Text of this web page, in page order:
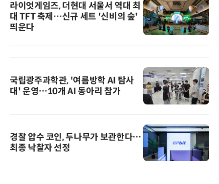
라이엇게임즈, 더현대 서울서 역대 최
대 TFT 축제…신규 세트 '신비의 숲'
띄운다
국립광주과학관, '여름방학 AI 탐사
대' 운영…10개 AI 동아리 참가
경찰 압수 코인, 두나무가 보관한다…
최종 낙찰자 선정